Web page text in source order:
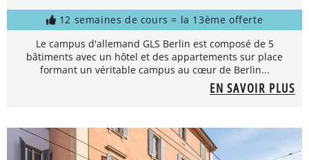
12 semaines de cours = la 13ème offerte
Le campus d'allemand GLS Berlin est composé de 5
bâtiments avec un hôtel et des appartements sur place
formant un véritable campus au cœur de Berlin...
EN SAVOIR PLUS